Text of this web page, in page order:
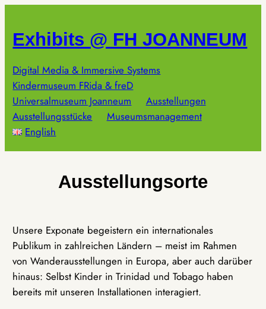
springen
Exhibits @ FH JOANNEUM
Digital Media & Immersive Systems
Kindermuseum FRida & freD
Universalmuseum Joanneum
Ausstellungen
Ausstellungsstücke
Museumsmanagement
English
Ausstellungsorte
Unsere Exponate begeistern ein internationales
Publikum in zahlreichen Ländern – meist im Rahmen
von Wanderausstellungen in Europa, aber auch darüber
hinaus: Selbst Kinder in Trinidad und Tobago haben
bereits mit unseren Installationen interagiert.